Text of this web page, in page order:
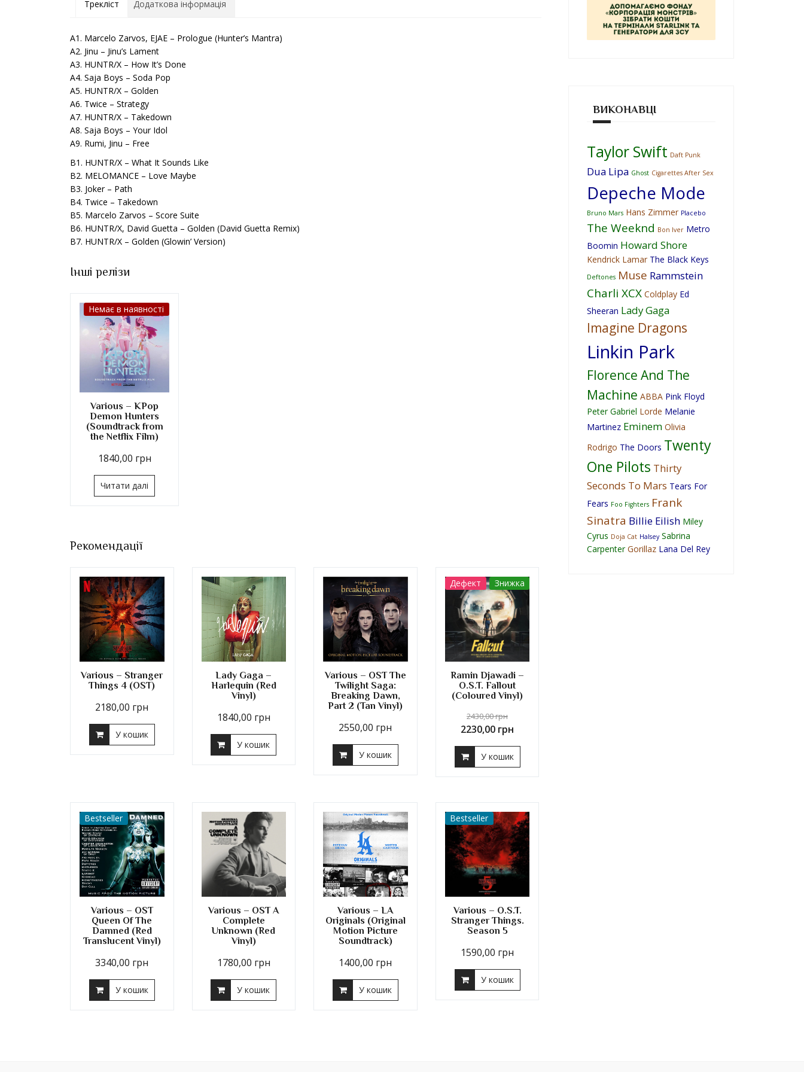
Трекліст Додаткова інформація
A1. Marcelo Zarvos, EJAE – Prologue (Hunter’s Mantra)
A2. Jinu – Jinu’s Lament
A3. HUNTR/X – How It’s Done
A4. Saja Boys – Soda Pop
A5. HUNTR/X – Golden
A6. Twice – Strategy
A7. HUNTR/X – Takedown
A8. Saja Boys – Your Idol
A9. Rumi, Jinu – Free
B1. HUNTR/X – What It Sounds Like
B2. MELOMANCE – Love Maybe
B3. Joker – Path
B4. Twice – Takedown
B5. Marcelo Zarvos – Score Suite
B6. HUNTR/X, David Guetta – Golden (David Guetta Remix)
B7. HUNTR/X – Golden (Glowin’ Version)
Інші релізи
Немає в наявності
Various – KPop
Demon Hunters
(Soundtrack from
the Netflix Film)
1840,00 грн
Читати далі
Рекомендації
Various – Stranger
Things 4 (OST)
2180,00 грн
У кошик
Lady Gaga –
Harlequin (Red
Vinyl)
1840,00 грн
У кошик
Various – OST The
Twilight Saga:
Breaking Dawn,
Part 2 (Tan Vinyl)
2550,00 грн
У кошик
Дефект Знижка
Ramin Djawadi –
O.S.T. Fallout
(Coloured Vinyl)
2430,00грн
2230,00 грн
У кошик
Bestseller
Various – OST
Queen Of The
Damned (Red
Translucent Vinyl)
3340,00 грн
У кошик
Various – OST A
Complete
Unknown (Red
Vinyl)
1780,00 грн
У кошик
Various – LA
Originals (Original
Motion Picture
Soundtrack)
1400,00 грн
У кошик
Bestseller
Various – O.S.T.
Stranger Things.
Season 5
1590,00 грн
У кошик
ВИКОНАВЦІ
Taylor Swift Daft Punk
Dua Lipa Ghost Cigarettes After Sex
Depeche Mode
Bruno Mars Hans Zimmer Placebo
The Weeknd Bon Iver Metro
Boomin Howard Shore
Kendrick Lamar The Black Keys
Deftones Muse Rammstein
Charli XCX Coldplay Ed
Sheeran Lady Gaga
Imagine Dragons
Linkin Park
Florence And The
Machine ABBA Pink Floyd
Peter Gabriel Lorde Melanie
Martinez Eminem Olivia
Rodrigo The Doors Twenty
One Pilots Thirty
Seconds To Mars Tears For
Fears Foo Fighters Frank
Sinatra Billie Eilish Miley
Cyrus Doja Cat Halsey Sabrina
Carpenter Gorillaz Lana Del Rey